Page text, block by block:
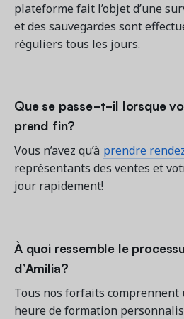
plateforme fait l’objet d’une
et des sauvegardes sont
réguliers tous les jours.
Que se passe-t-il lorsque
prend fin?
Vous n’avez qu’à prendre
représentants des ventes et
jour rapidement!
À quoi ressemble le
d’Amilia?
Tous nos forfaits comprennent
heure de formation